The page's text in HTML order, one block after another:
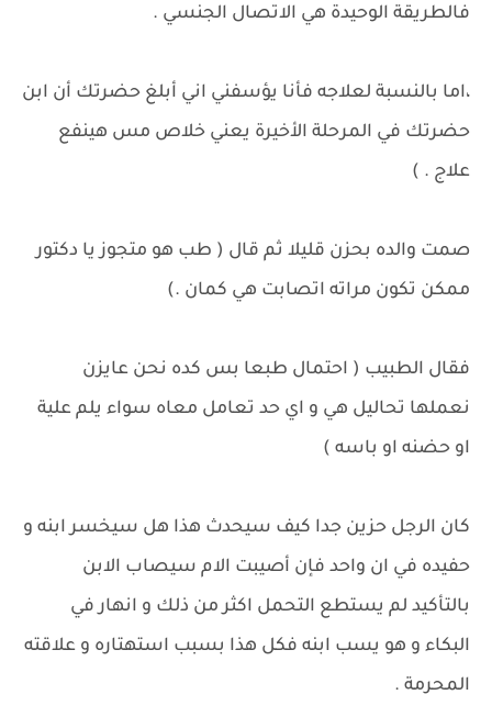
فالطريقة الوحيدة هي الاتصال الجنسي .
،اما بالنسبة لعلاجه فأنا يؤسفني اني أبلغ حضرتك أن ابن
حضرتك في المرحلة الأخيرة يعني خلاص مس هينفع
علاج . )
صمت والده بحزن قليلا ثم قال ( طب هو متجوز يا دكتور
ممكن تكون مراته اتصابت هي كمان .)
فقال الطبيب ( احتمال طبعا بس كده نحن عايزن
نعملها تحاليل هي و اي حد تعامل معاه سواء يلم علية
او حضنه او باسه )
كان الرجل حزين جدا كيف سيحدث هذا هل سيخسر ابنه و
حفيده في ان واحد فإن أصيبت الام سيصاب الابن
بالتأكيد لم يستطع التحمل اكثر من ذلك و انهار في
البكاء و هو يسب ابنه فكل هذا بسبب استهتاره و علاقته
المحرمة .